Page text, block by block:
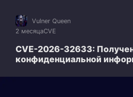
Vulner Queen
2 месяцаCVE
CVE-2026-32633:
конфиденциальной